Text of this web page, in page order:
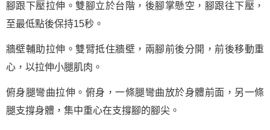
腳跟下壓拉伸。雙腳立於台階，後腳掌懸空，腳跟往下壓，
至最低點後保持15秒。
牆壁輔助拉伸。雙臂抵住牆壁，兩腳前後分開，前後移動重
心，以拉伸小腿肌肉。
俯身腿彎曲拉伸。俯身，一條腿彎曲放於身體前面，另一條
腿支撐身體，集中重心在支撐腳的腳尖。